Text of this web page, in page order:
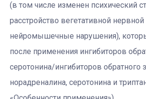
(в том числе изменен психический
расстройство вегетативной
нейромышечные нарушения),
после применения ингибиторов
серотонина/ингибиторов обратного
норадреналина, серотонина и